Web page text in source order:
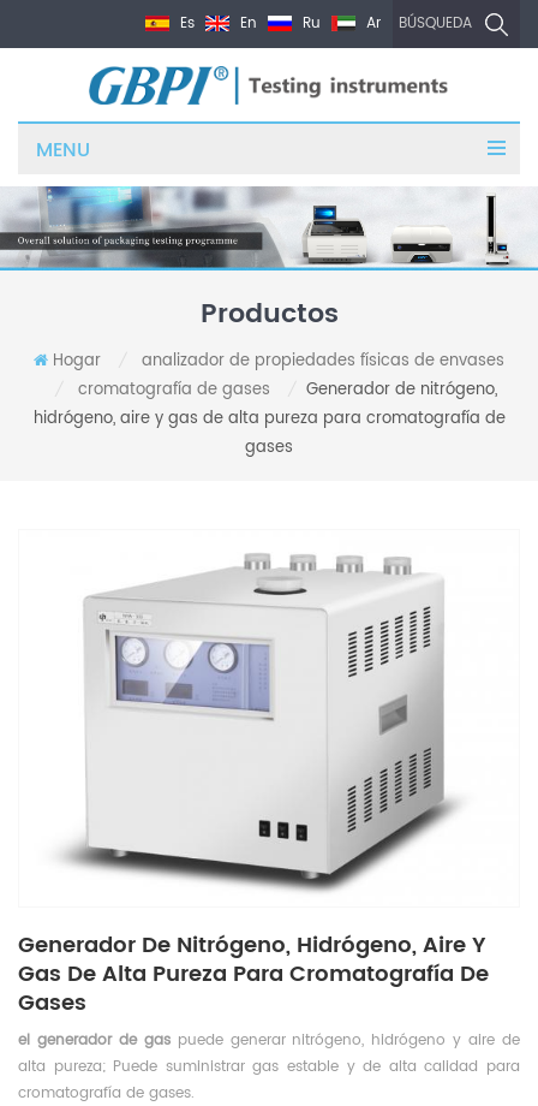
BÚSQUEDA
Es En Ru Ar
MENU
Productos
Hogar analizador de propiedades físicas de envases
cromatografía de gases
Generador de nitrógeno,
hidrógeno, aire y gas de alta pureza para cromatografía de
gases
Generador De Nitrógeno, Hidrógeno, Aire Y
Gas De Alta Pureza Para Cromatografía De
Gases
el generador de gaspuede generar nitrógeno, hidrógeno y aire de
alta pureza; Puede suministrar gas estable y de alta calidad para
cromatografía de gases.